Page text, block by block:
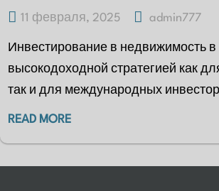
11 февраля, 2025 admin777
Инвестирование в недвижимость в
высокодоходной стратегией как
так и для международных
устойчивому экономическому росту,
READ MORE